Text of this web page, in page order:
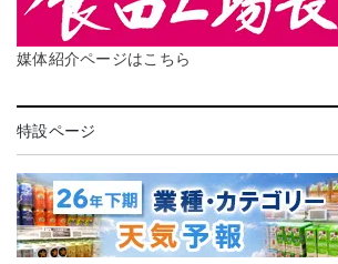
媒体紹介ページはこちら
特設ページ